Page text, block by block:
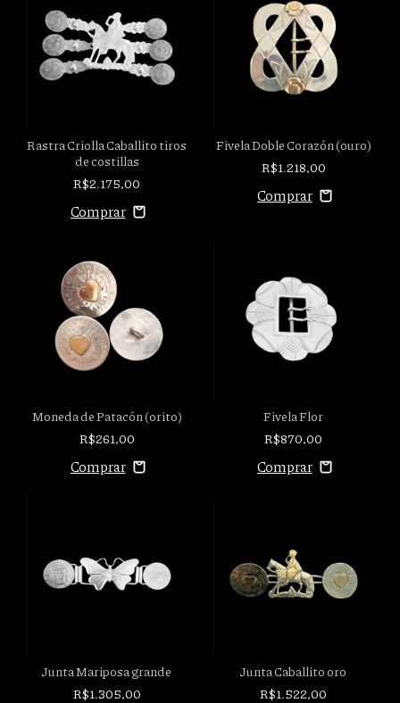
Rastra Criolla Caballito tiros
de costillas
R$2.175,00
Fivela Doble Corazón (ouro)
R$1.218,00
Moneda de Patacón (orito)
R$261,00
Fivela Flor
R$870,00
Junta Mariposa grande
R$1.305,00
Junta Caballito oro
R$1.522,00